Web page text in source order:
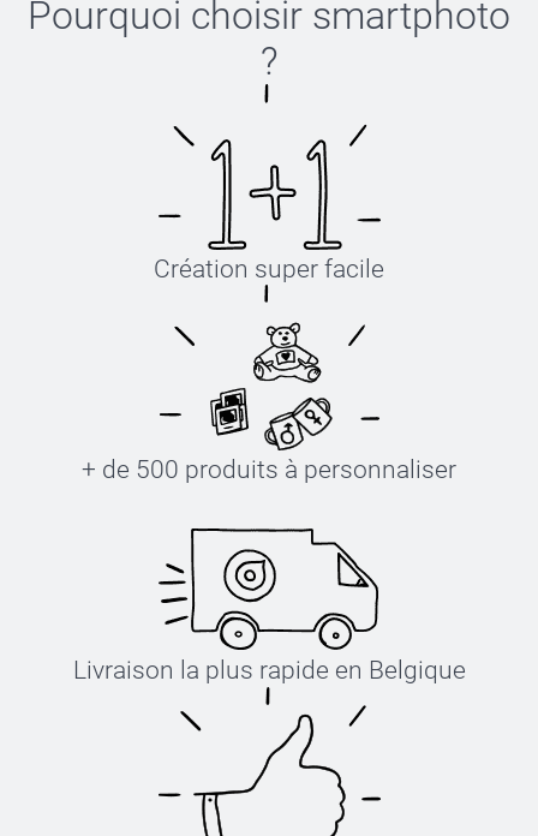
Pourquoi choisir smartphoto
?
Création super facile
+ de 500 produits à personnaliser
Livraison la plus rapide en Belgique